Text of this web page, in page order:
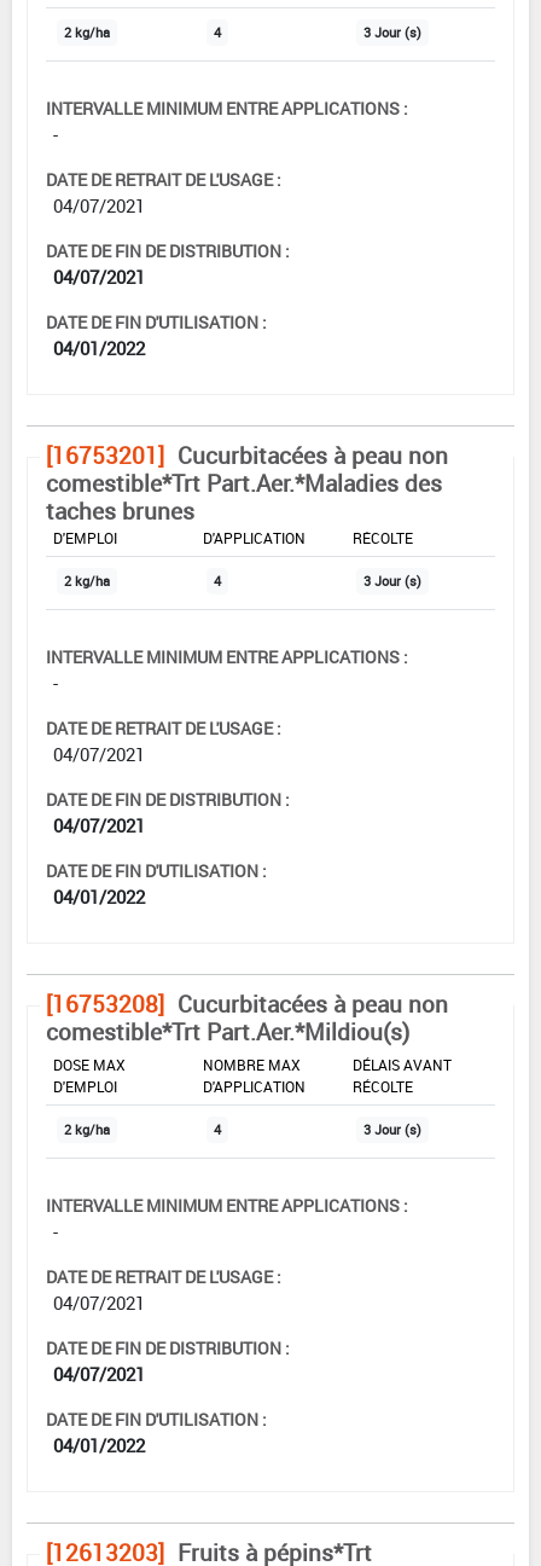
2 kg/ha 4 3 Jour (s)
INTERVALLE MINIMUM ENTRE APPLICATIONS :
-
DATE DE RETRAIT DE L'USAGE :
04/07/2021
DATE DE FIN DE DISTRIBUTION :
04/07/2021
DATE DE FIN D'UTILISATION :
04/01/2022
[16753201] Cucurbitacées à peau non
comestible*Trt Part.Aer.*Maladies des
taches brunes
DOSE MAX
D'EMPLOI
D'APPLICATION
RÉCOLTE
2 kg/ha 4 3 Jour (s)
INTERVALLE MINIMUM ENTRE APPLICATIONS :
-
DATE DE RETRAIT DE L'USAGE :
04/07/2021
DATE DE FIN DE DISTRIBUTION :
04/07/2021
DATE DE FIN D'UTILISATION :
04/01/2022
[16753208] Cucurbitacées à peau non
comestible*Trt Part.Aer.*Mildiou(s)
DOSE MAX
D'EMPLOI
NOMBRE MAX
D'APPLICATION
DÉLAIS AVANT
RÉCOLTE
2 kg/ha 4 3 Jour (s)
INTERVALLE MINIMUM ENTRE APPLICATIONS :
-
DATE DE RETRAIT DE L'USAGE :
04/07/2021
DATE DE FIN DE DISTRIBUTION :
04/07/2021
DATE DE FIN D'UTILISATION :
04/01/2022
[12613203] Fruits à pépins*Trt